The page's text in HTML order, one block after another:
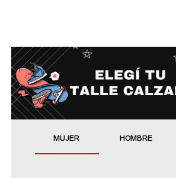
MUJER HOMBRE